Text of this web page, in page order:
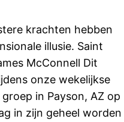
krachten hebben
illusie. Saint
McConnell Dit
onze wekelijkse
in Payson, AZ op
in zijn geheel worden